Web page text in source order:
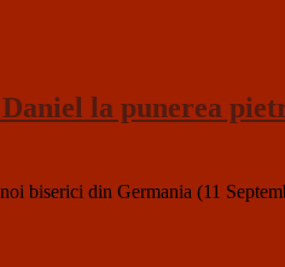
la punerea
biserici din Germania (11